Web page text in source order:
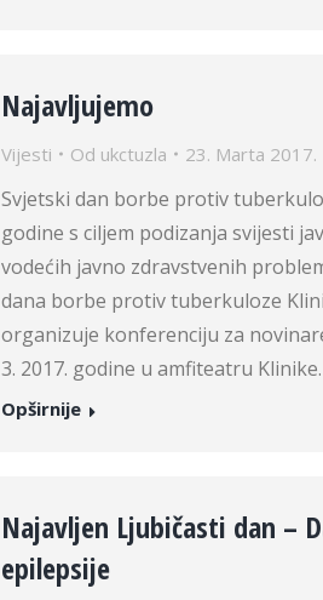
Najavljujemo
Vijesti Od ukctuzla 23. Marta 2017.
Svjetski dan borbe protiv
godine s ciljem podizanja svijesti
vodećih javno zdravstvenih
dana borbe protiv tuberkuloze
organizuje konferenciju za
3. 2017. godine u amfiteatru
Opširnije
Najavljen Ljubičasti dan –
epilepsije